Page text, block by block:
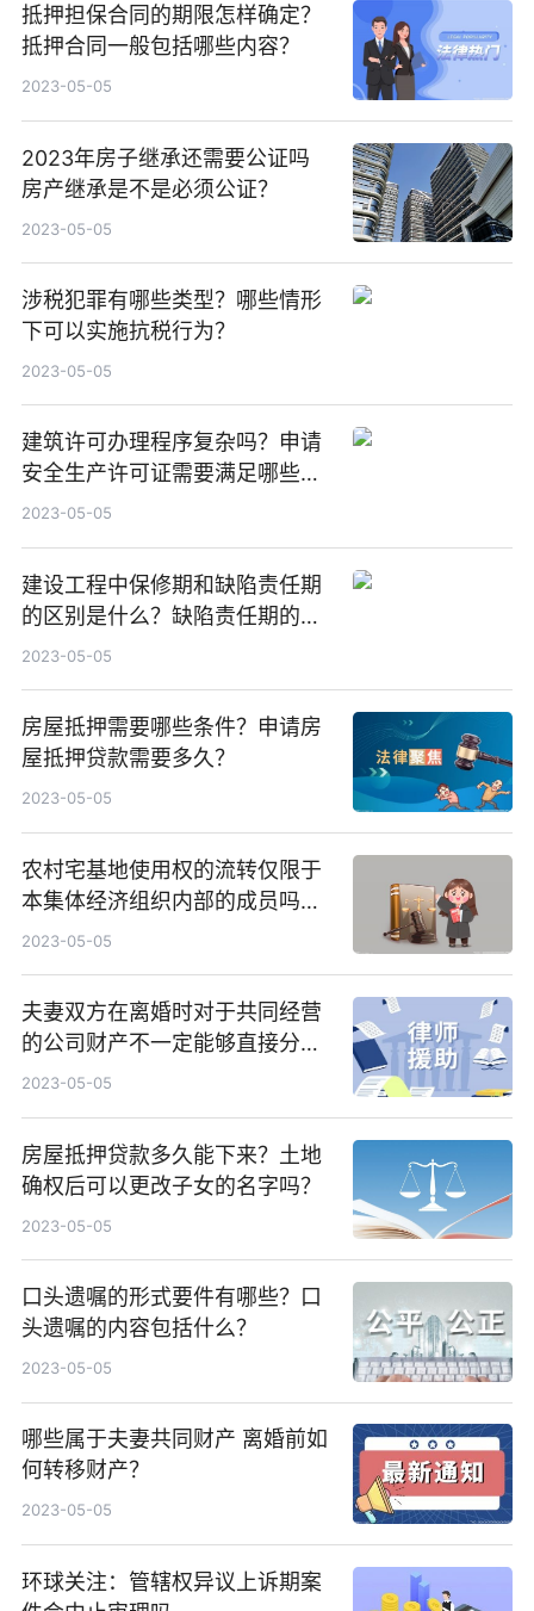
抵押担保合同的期限怎样确定？
抵押合同一般包括哪些内容？
2023-05-05
2023年房子继承还需要公证吗
房产继承是不是必须公证？
2023-05-05
涉税犯罪有哪些类型？哪些情形
下可以实施抗税行为？
2023-05-05
建筑许可办理程序复杂吗？申请
安全生产许可证需要满足哪些条
件？
2023-05-05
建设工程中保修期和缺陷责任期
的区别是什么？缺陷责任期的内
容有哪些？
2023-05-05
房屋抵押需要哪些条件？申请房
屋抵押贷款需要多久？
2023-05-05
农村宅基地使用权的流转仅限于
本集体经济组织内部的成员吗？
农村宅基地能否继承？
2023-05-05
夫妻双方在离婚时对于共同经营
的公司财产不一定能够直接分割
吗？夫妻进行公司共同债务如何
2023-05-05
房屋抵押贷款多久能下来？土地
确权后可以更改子女的名字吗？
2023-05-05
口头遗嘱的形式要件有哪些？口
头遗嘱的内容包括什么？
2023-05-05
哪些属于夫妻共同财产 离婚前如
何转移财产？
2023-05-05
环球关注：管辖权异议上诉期案